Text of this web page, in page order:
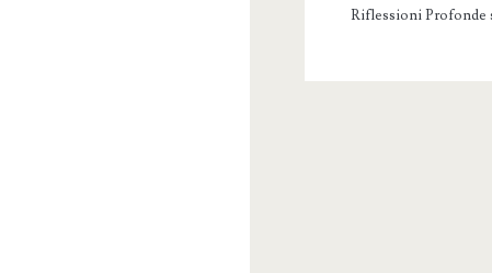
Riflessioni Profonde